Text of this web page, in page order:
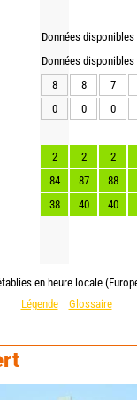
Données
Données
8
8 7
0
0 0
2 2 2
84
87 88
38
40 40
en heure locale
Légende
Glossaire